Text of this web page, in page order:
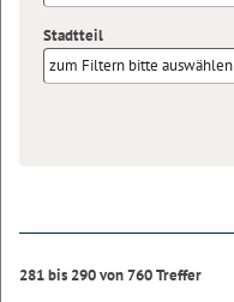
Stadtteil
zum Filtern bitte auswählen
281 bis 290 von 760 Treffer